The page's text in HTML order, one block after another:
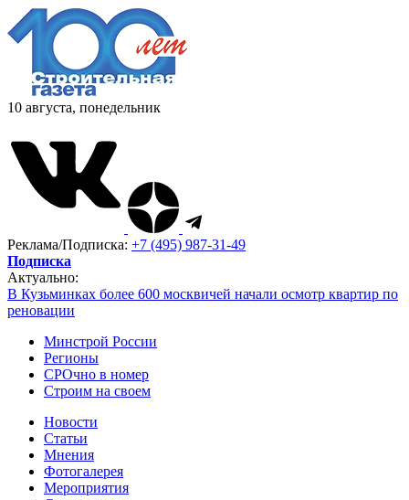
10 августа, понедельник
Реклама/Подписка: +7 (495) 987-31-49
Подписка
Актуально:
В Кузьминках более 600 москвичей начали осмотр квартир по
реновации
Минстрой России
Регионы
СРОчно в номер
Строим на своем
Новости
Статьи
Мнения
Фотогалерея
Мероприятия